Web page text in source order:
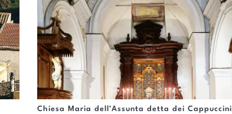
Chiesa Maria dell’Assunta detta dei Cappuccini